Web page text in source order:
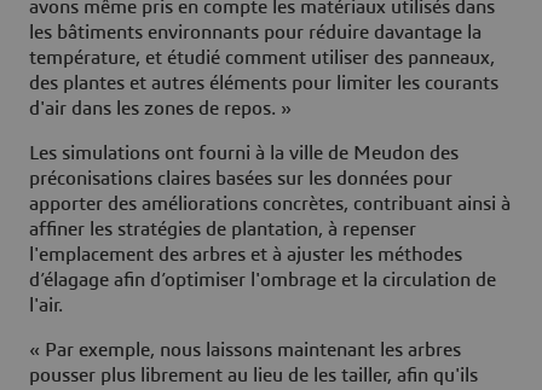
avons même pris en compte les matériaux utilisés dans
les bâtiments environnants pour réduire davantage la
température, et étudié comment utiliser des panneaux,
des plantes et autres éléments pour limiter les courants
d'air dans les zones de repos. »
Les simulations ont fourni à la ville de Meudon des
préconisations claires basées sur les données pour
apporter des améliorations concrètes, contribuant ainsi à
affiner les stratégies de plantation, à repenser
l'emplacement des arbres et à ajuster les méthodes
d’élagage afin d’optimiser l'ombrage et la circulation de
l'air.
« Par exemple, nous laissons maintenant les arbres
pousser plus librement au lieu de les tailler, afin qu'ils